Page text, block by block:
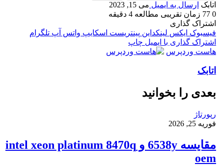
اتابک ارسال به ایمیل می 15, 2023
0
زمان تقریبی مطالعه 4 دقیقه
اشتراک گذاری
فیسبوک ایکس لینکداین پینتریست اسکایپ واتس آپ تلگرام
اشتراک گذاری با ایمیل چاپ
هاست وردپرس
اتابک
بعدی را بخوانید
رپورتاژ
فوریه 25, 2026
مقایسه 6538y و intel xeon platinum 8470q
oem